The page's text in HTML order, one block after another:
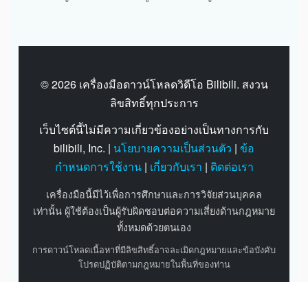
© 2026 เครื่องมือดาวน์โหลดวิดีโอ Bilibili. สงวน
ลิขสิทธิ์ทุกประการ
เว็บไซต์นี้ไม่มีความเกี่ยวข้องอย่างเป็นทางการกับ
bilibili, Inc. | นโยบายความเป็นส่วนตัว | ข้อ
กำหนดการใช้งาน| เกี่ยวกับเรา | ติดต่อเรา
เครื่องมือนี้มีไว้เพื่อการศึกษาและการวิจัยส่วนบุคคล
เท่านั้น ผู้ใช้ต้องเป็นผู้รับผิดชอบต่อความเสี่ยงด้านกฎหมาย
ทั้งหมดด้วยตนเอง
การดาวน์โหลดเนื้อหาที่มีลิขสิทธิ์อาจละเมิดกฎหมายและข้อบังคับ
โปรดปฏิบัติตามกฎหมายในพื้นที่ของท่าน